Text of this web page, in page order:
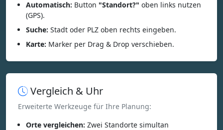
Automatisch: Button "Standort?" oben links nutzen
(GPS).
Suche: Stadt oder PLZ oben rechts eingeben.
Karte: Marker per Drag & Drop verschieben.
Vergleich & Uhr
Erweiterte Werkzeuge für Ihre Planung:
Orte vergleichen: Zwei Standorte simultan